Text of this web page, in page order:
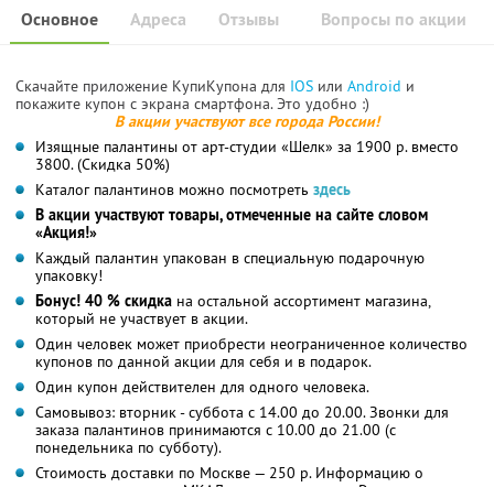
Основное Отзывы Вопросы по акции
Адреса
Скачайте приложение КупиКупона для IOS или Android и
покажите купон с экрана смартфона. Это удобно :)
В акции участвуют все города России!
Изящные палантины от арт-студии «Шелк» за 1900 р. вместо
3800. (Скидка 50%)
Каталог палантинов можно посмотреть здесь
В акции участвуют товары, отмеченные на сайте словом
«Акция!»
Каждый палантин упакован в специальную подарочную
упаковку!
Бонус! 40 % cкидка на остальной ассортимент магазина,
который не участвует в акции.
Один человек может приобрести неограниченное количество
купонов по данной акции для себя и в подарок.
Один купон действителен для одного человека.
Самовывоз: вторник - суббота с 14.00 до 20.00. Звонки для
заказа палантинов принимаются с 10.00 до 21.00 (с
понедельника по субботу).
Стоимость доставки по Москве — 250 р. Информацию о